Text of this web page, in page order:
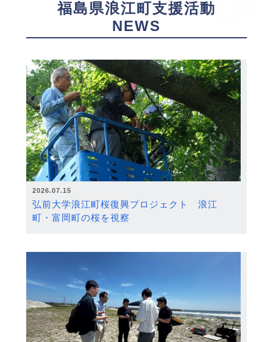
福島県浪江町支援活動
NEWS
2026.07.15
弘前大学浪江町桜復興プロジェクト 浪江
町・富岡町の桜を視察